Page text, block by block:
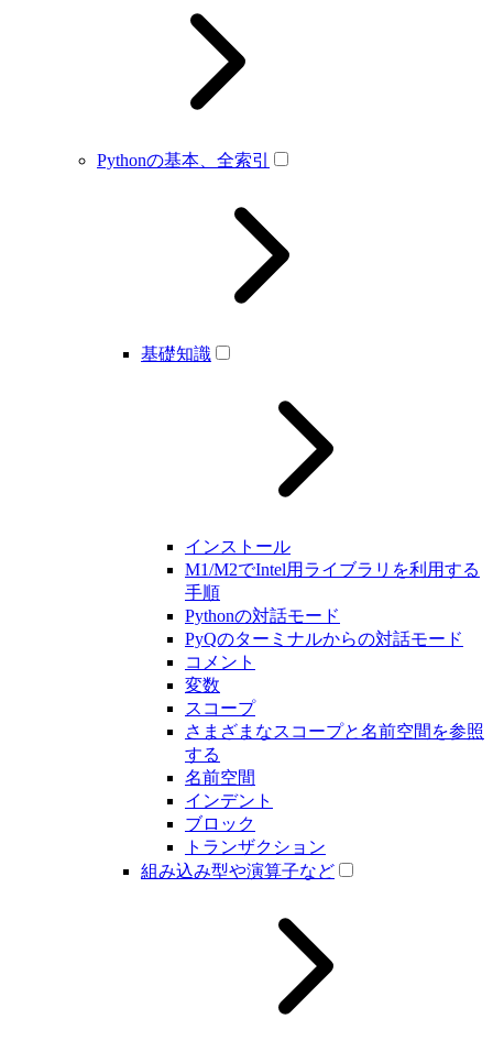
Pythonの基本、全索引
基礎知識
インストール
M1/M2でIntel用ライブラリを利用する
手順
Pythonの対話モード
PyQのターミナルからの対話モード
コメント
変数
スコープ
さまざまなスコープと名前空間を参照
する
名前空間
インデント
ブロック
トランザクション
組み込み型や演算子など